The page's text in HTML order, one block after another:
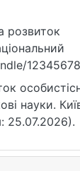
розвиток
науки.
25.07.2026).